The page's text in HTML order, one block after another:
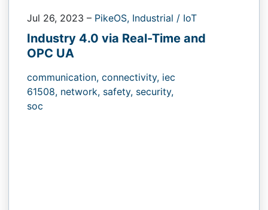
Jul 26, 2023 – PikeOS, Industrial / IoT
Industry 4.0 via Real-Time and
OPC UA
communication, connectivity, iec
61508, network, safety, security,
soc